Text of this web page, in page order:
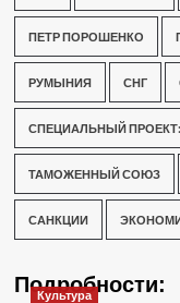
ПЕТР ПОРОШЕНКО
РУМЫНИЯ СНГ
СПЕЦИАЛЬНЫЙ
ТАМОЖЕННЫЙ СОЮЗ
САНКЦИИ
Подробности:
Культура